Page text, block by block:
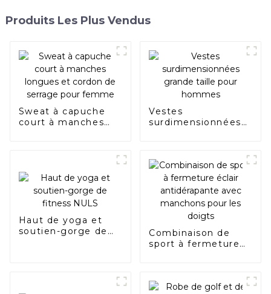
Produits Les Plus Vendus
Sweat à capuche
court à manches
Vestes
surdimensionnées
Haut de yoga et
soutien-gorge de
Combinaison de
sport à fermeture